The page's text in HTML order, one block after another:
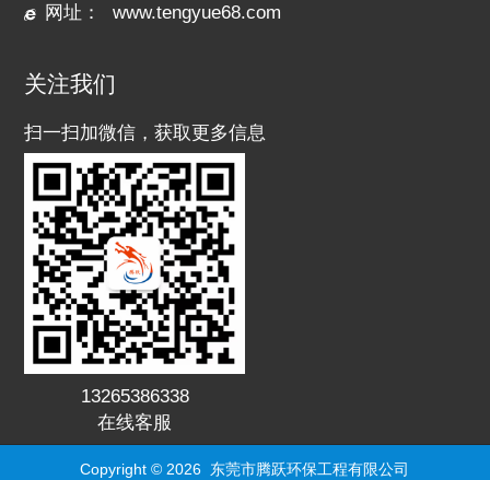
网址： www.tengyue68.com
关注我们
扫一扫加微信，获取更多信息
13265386338
在线客服
Copyright © 2026 东莞市腾跃环保工程有限公司